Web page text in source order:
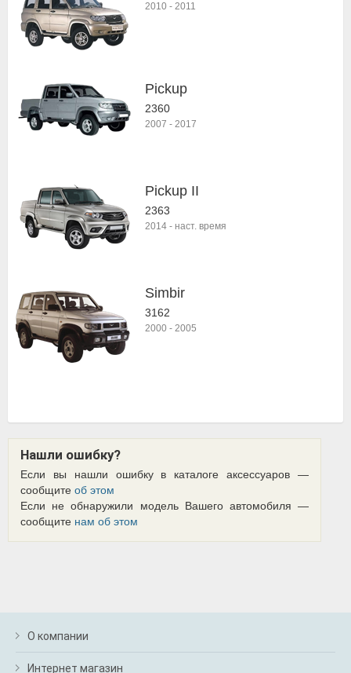
2010 - 2011
Pickup
2360
2007 - 2017
Pickup II
2363
2014 - наст. время
Simbir
3162
2000 - 2005
Нашли ошибку?
Если вы нашли ошибку в каталоге аксессуаров —
сообщите об этом
Если не обнаружили модель Вашего автомобиля —
сообщите нам об этом
О компании
Интернет магазин